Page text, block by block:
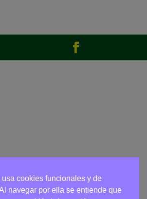
usa cookies funcionales y de
navegar por ella se entiende que